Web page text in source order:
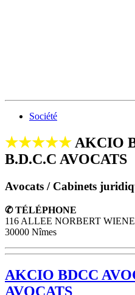
Société
★★★★★ AKCIO
B.D.C.C AVOCATS
Avocats / Cabinets
✆ TÉLÉPHONE
116 ALLEE NORBERT
30000 Nîmes
AKCIO BDCC
AVOCATS